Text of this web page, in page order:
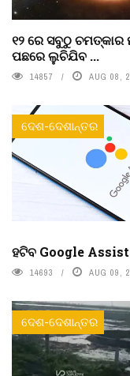
୧୨ ରେ ସବୁଠୁ
ପଛରେ ଲୁଚିଯିବ ...
14857 AUG 08,
ଦେଶ-ଦେଶାନ୍ତର
ହଟିବ Google
14693 AUG 09,
ଦେଶ-ଦେଶାନ୍ତର